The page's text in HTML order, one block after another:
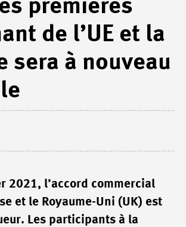
premières
de l’UE et la
sera à nouveau
2021, l’accord commercial
et le Royaume-Uni (UK) est
Les participants à la